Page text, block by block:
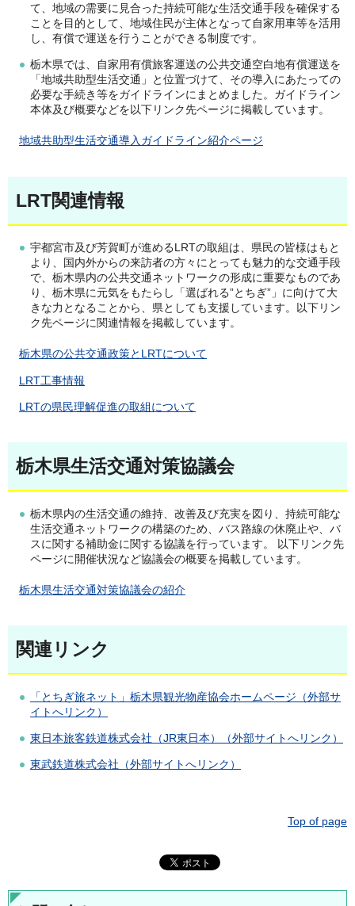
て、地域の需要に見合った持続可能な生活交通手段を確保する
ことを目的として、地域住民が主体となって自家用車等を活用
し、有償で運送を行うことができる制度です。
栃木県では、自家用有償旅客運送の公共交通空白地有償運送を
「地域共助型生活交通」と位置づけて、その導入にあたっての
必要な手続き等をガイドラインにまとめました。ガイドライン
本体及び概要などを以下リンク先ページに掲載しています。
地域共助型生活交通導入ガイドライン紹介ページ
LRT関連情報
宇都宮市及び芳賀町が進めるLRTの取組は、県民の皆様はもと
より、国内外からの来訪者の方々にとっても魅力的な交通手段
で、栃木県内の公共交通ネットワークの形成に重要なものであ
り、栃木県に元気をもたらし「選ばれる”とちぎ”」に向けて大
きな力となることから、県としても支援しています。以下リン
ク先ページに関連情報を掲載しています。
栃木県の公共交通政策とLRTについて
L RT工事情報
L RTの県民理解促進の取組について
栃木県生活交通対策協議会
栃木県内の生活交通の維持、改善及び充実を図り、持続可能な
生活交通ネットワークの構築のため、バス路線の休廃止や、バ
スに関する補助金に関する協議を行っています。 以下リンク先
ページに開催状況など協議会の概要を掲載しています。
栃木県生活交通対策協議会の紹介
関連リンク
「とちぎ旅ネット」栃木県観光物産協会ホームページ（外部サ
イトへリンク）
東日本旅客鉄道株式会社（JR東日本）（外部サイトへリンク）
東武鉄道株式会社（外部サイトへリンク）
Top of page